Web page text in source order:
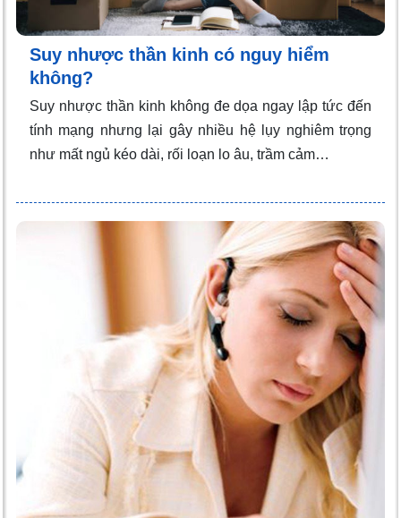
Suy nhược thần kinh có nguy hiểm
không?
Suy nhược thần kinh không đe dọa ngay lập tức đến
tính mạng nhưng lại gây nhiều hệ lụy nghiêm trọng
như mất ngủ kéo dài, rối loạn lo âu, trầm cảm…